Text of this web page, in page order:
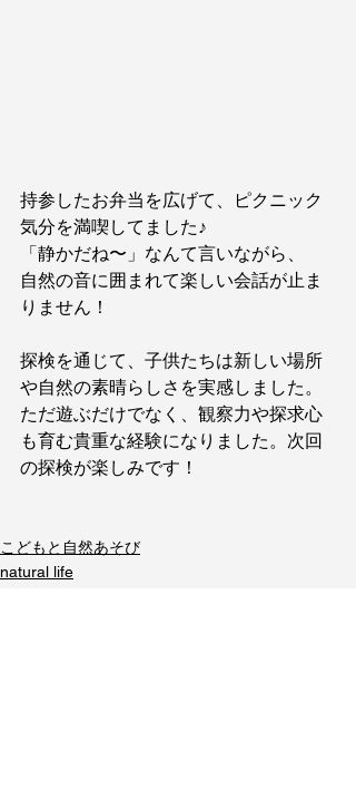
持参したお弁当を広げて、ピクニック
気分を満喫してました♪
「静かだね〜」なんて言いながら、
自然の音に囲まれて楽しい会話が止ま
りません！
探検を通じて、子供たちは新しい場所
や自然の素晴らしさを実感しました。
ただ遊ぶだけでなく、観察力や探求心
も育む貴重な経験になりました。次回
の探検が楽しみです！
こどもと自然あそび
natural life